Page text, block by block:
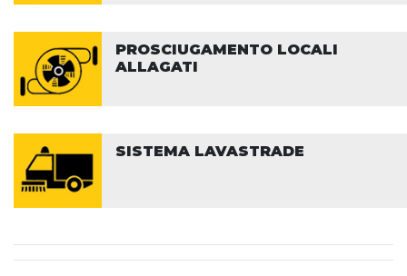
PROSCIUGAMENTO LOCALI
ALLAGATI
SISTEMA LAVASTRADE